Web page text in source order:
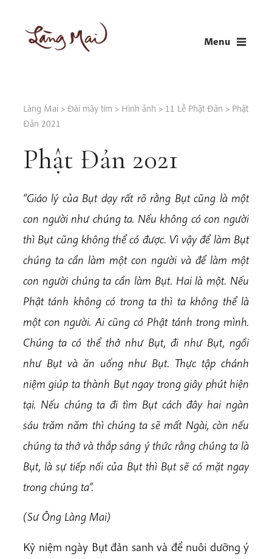
content
Menu
Làng Mai > Đài mây tím > Hình ảnh > 11 Lễ Phật Đản > Phật
Đản 2021
Phật Đản 2021
“Giáo lý của Bụt dạy rất rõ rằng Bụt cũng là một
con người như chúng ta. Nếu không có con người
thì Bụt cũng không thể có được. Vì vậy để làm Bụt
chúng ta cần làm một con người và để làm một
con người chúng ta cần làm Bụt. Hai là một. Nếu
Phật tánh không có trong ta thì ta không thể là
một con người. Ai cũng có Phật tánh trong mình.
Chúng ta có thể thở như Bụt, đi như Bụt, ngồi
như Bụt và ăn uống như Bụt. Thực tập chánh
niệm giúp ta thành Bụt ngay trong giây phút hiện
tại. Nếu chúng ta đi tìm Bụt cách đây hai ngàn
sáu trăm năm thì chúng ta sẽ mất Ngài, còn nếu
chúng ta thở và thắp sáng ý thức rằng chúng ta là
Bụt, là sự tiếp nối của Bụt thì Bụt sẽ có mặt ngay
trong chúng ta”.
(Sư Ông Làng Mai)
Kỷ niệm ngày Bụt đản sanh và để nuôi dưỡng ý